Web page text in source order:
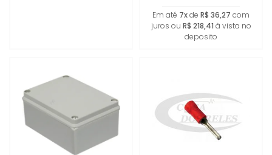
Em até 7xde R$ 36,27 com
juros ou R$ 218,41 à vista no
deposito